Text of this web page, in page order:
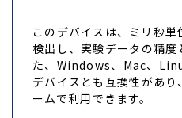
このデバイスは、ミリ秒
検出し、実験データの精
た、Windows、Mac、
デバイスとも互換性があ
ームで利用できます。